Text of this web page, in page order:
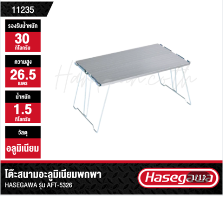
1/12